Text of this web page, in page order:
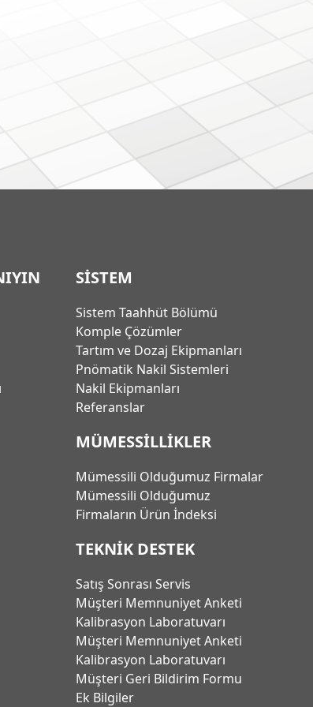
SİSTEM
Sistem Taahhüt Bölümü
Komple Çözümler
Tartım ve Dozaj Ekipmanları
Pnömatik Nakil Sistemleri
Nakil Ekipmanları
Referanslar
MÜMESSİLLİKLER
Mümessili Olduğumuz Firmalar
Mümessili Olduğumuz
Firmaların Ürün İndeksi
TEKNİK DESTEK
Satış Sonrası Servis
Müşteri Memnuniyet Anketi
Kalibrasyon Laboratuvarı
Müşteri Memnuniyet Anketi
Kalibrasyon Laboratuvarı
Müşteri Geri Bildirim Formu
Ek Bilgiler